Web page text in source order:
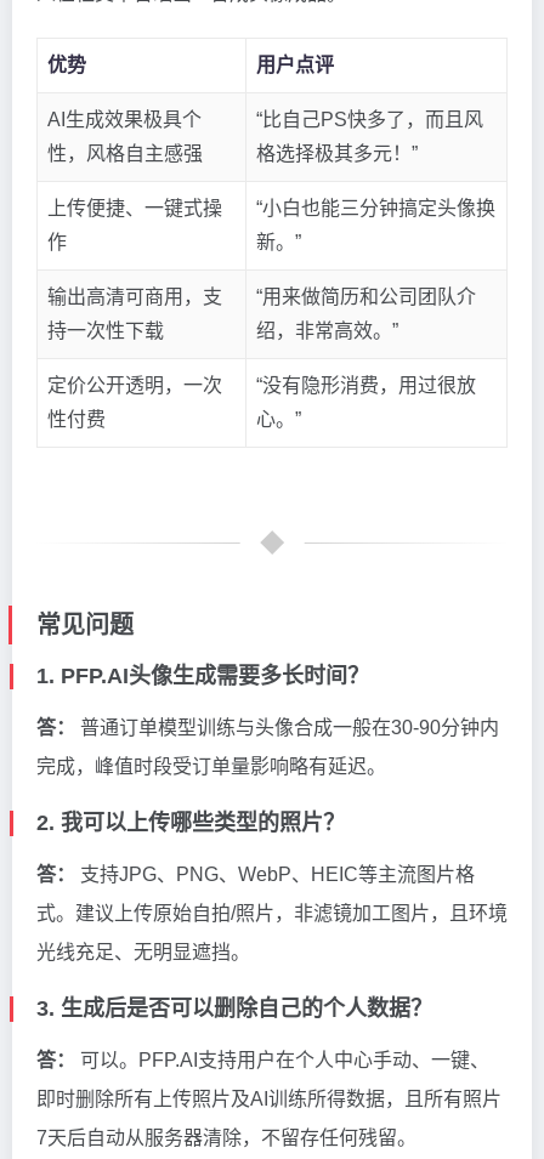
优势 用户点评
AI生成效果极具个
性，风格自主感强
“比自己PS快多了，而且风
格选择极其多元！”
上传便捷、一键式操
作
“小白也能三分钟搞定头像换
新。”
输出高清可商用，支
持一次性下载
“用来做简历和公司团队介
绍，非常高效。”
定价公开透明，一次
性付费
“没有隐形消费，用过很放
心。”
常见问题
1. PFP.AI头像生成需要多长时间？
答：
普通订单模型训练与头像合成一般在30-90分钟内
完成，峰值时段受订单量影响略有延迟。
2. 我可以上传哪些类型的照片？
答：
支持JPG、PNG、WebP、HEIC等主流图片格
式。建议上传原始自拍/照片，非滤镜加工图片，且环境
光线充足、无明显遮挡。
3. 生成后是否可以删除自己的个人数据？
答：
可以。PFP.AI支持用户在个人中心手动、一键、
即时删除所有上传照片及AI训练所得数据，且所有照片
7天后自动从服务器清除，不留存任何残留。